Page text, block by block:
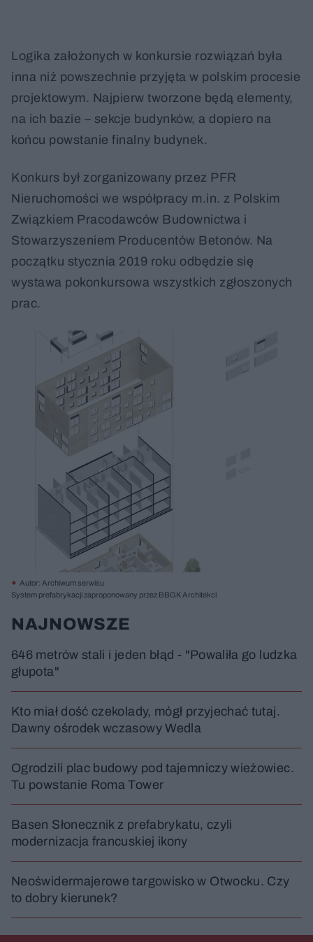
Logika założonych w konkursie rozwiązań była
inna niż powszechnie przyjęta w polskim procesie
projektowym. Najpierw tworzone będą elementy,
na ich bazie – sekcje budynków, a dopiero na
końcu powstanie finalny budynek.
Konkurs był zorganizowany przez PFR
Nieruchomości we współpracy m.in. z Polskim
Związkiem Pracodawców Budownictwa i
Stowarzyszeniem Producentów Betonów. Na
początku stycznia 2019 roku odbędzie się
wystawa pokonkursowa wszystkich zgłoszonych
prac.
Autor: Archiwum serwisu
System prefabrykacji zaproponowany przez BBGK Architekci
NAJNOWSZE
646 metrów stali i jeden błąd - "Powaliła go ludzka
głupota"
Kto miał dość czekolady, mógł przyjechać tutaj.
Dawny ośrodek wczasowy Wedla
Ogrodzili plac budowy pod tajemniczy wieżowiec.
Tu powstanie Roma Tower
Basen Słonecznik z prefabrykatu, czyli
modernizacja francuskiej ikony
Neoświdermajerowe targowisko w Otwocku. Czy
to dobry kierunek?